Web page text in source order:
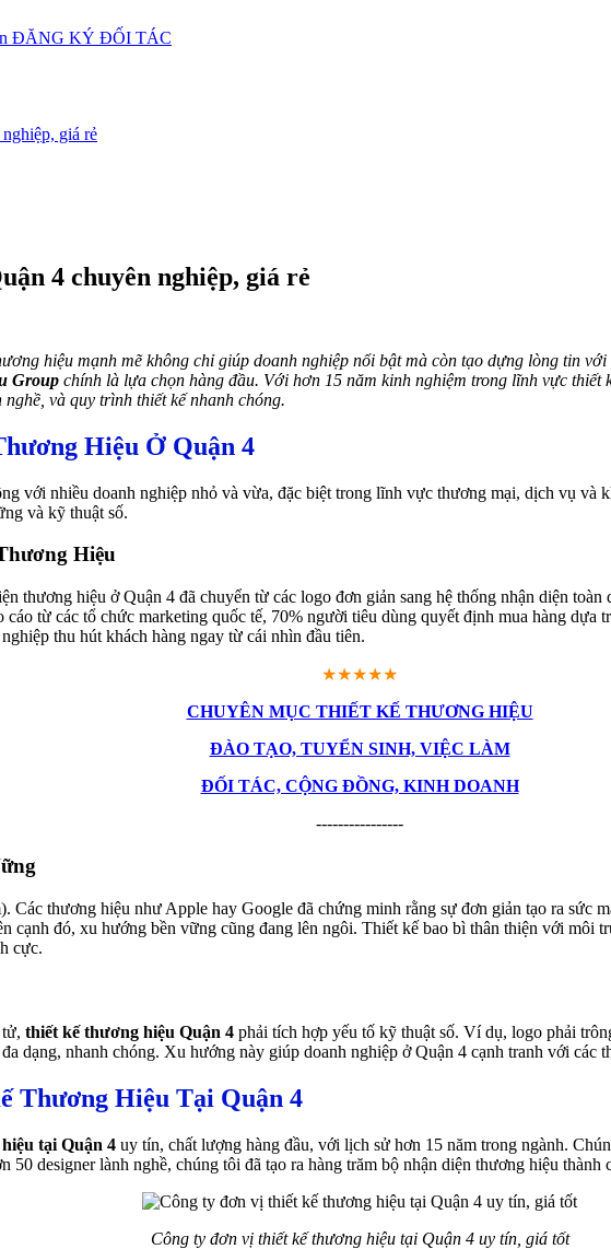
ĐĂNG KÝ ĐỐI TÁC
giá rẻ
4 chuyên nghiệp, giá rẻ
hiệu mạnh mẽ không chỉ giúp doanh nghiệp nổi bật mà còn tạo dựng lòng tin
Group chính là lựa chọn hàng đầu. Với hơn 15 năm kinh nghiệm trong lĩnh vực
và quy trình thiết kế nhanh chóng.
Hiệu Ở Quận 4
với nhiều doanh nghiệp nhỏ và vừa, đặc biệt trong lĩnh vực thương mại, dịch vụ và
và kỹ thuật số.
Hiệu
thương hiệu ở Quận 4 đã chuyển từ các logo đơn giản sang hệ thống nhận diện
từ các tổ chức marketing quốc tế, 70% người tiêu dùng quyết định mua hàng dựa
thu hút khách hàng ngay từ cái nhìn đầu tiên.
★★★★★
CHUYÊN MỤC THIẾT KẾ THƯƠNG HIỆU
ĐÀO TẠO, TUYỂN SINH, VIỆC LÀM
ĐỐI TÁC, CỘNG ĐỒNG, KINH DOANH
----------------
thương hiệu như Apple hay Google đã chứng minh rằng sự đơn giản tạo ra sức
cạnh đó, xu hướng bền vững cũng đang lên ngôi. Thiết kế bao bì thân thiện với môi
cực.
thiết kế thương hiệu Quận 4 phải tích hợp yếu tố kỹ thuật số. Ví dụ, logo phải
dạng, nhanh chóng. Xu hướng này giúp doanh nghiệp ở Quận 4 cạnh tranh với
Thương Hiệu Tại Quận 4
tại Quận 4 uy tín, chất lượng hàng đầu, với lịch sử hơn 15 năm trong ngành.
designer lành nghề, chúng tôi đã tạo ra hàng trăm bộ nhận diện thương hiệu
Công ty đơn vị thiết kế thương hiệu tại Quận 4 uy tín, giá tốt